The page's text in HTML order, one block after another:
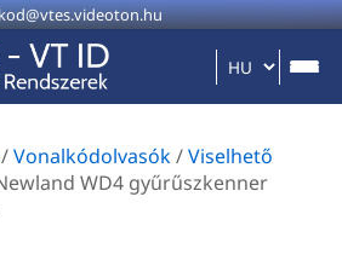
/Vonalkódolvasók/Viselhető
WD4 gyűrűszkenner